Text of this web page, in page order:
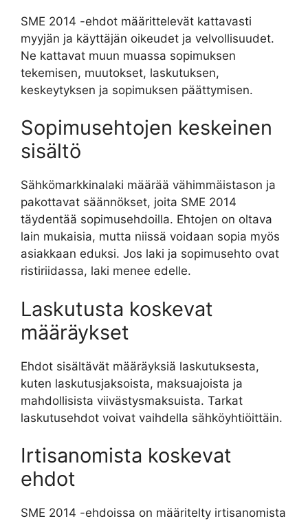
SME 2014 -ehdot määrittelevät kattavasti
myyjän ja käyttäjän oikeudet ja velvollisuudet.
Ne kattavat muun muassa sopimuksen
tekemisen, muutokset, laskutuksen,
keskeytyksen ja sopimuksen päättymisen.
Sopimusehtojen keskeinen
sisältö
Sähkömarkkinalaki määrää vähimmäistason ja
pakottavat säännökset, joita SME 2014
täydentää sopimusehdoilla. Ehtojen on oltava
lain mukaisia, mutta niissä voidaan sopia myös
asiakkaan eduksi. Jos laki ja sopimusehto ovat
ristiriidassa, laki menee edelle.
Laskutusta koskevat
määräykset
Ehdot sisältävät määräyksiä laskutuksesta,
kuten laskutusjaksoista, maksuajoista ja
mahdollisista viivästysmaksuista. Tarkat
laskutusehdot voivat vaihdella sähköyhtiöittäin.
Irtisanomista koskevat
ehdot
SME 2014 -ehdoissa on määritelty irtisanomista